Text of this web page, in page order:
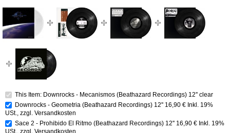
This Item: Downrocks ‎- Mecanismos (Beathazard Recordings) 12'' clear
Downrocks - Geometria (Beathazard Recordings) 12'' 16,90 € Inkl. 19%
USt. zzgl. Versandkosten
Sace 2 - Prohibido El Ritmo (Beathazard Recordings) 12'' 16,90 € Inkl. 19%
USt. zzgl. Versandkosten